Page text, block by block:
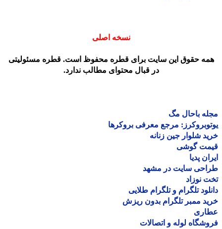
نسخه اصلی
حقوق این سایت برای قطره محفوظ است. قطره مسئولیتی
در قبال محتوای مطالب ندارد.
باحال مگ
مرجع معرفی بروکرها
شلوار جین زنانه
گوشی
پدیا
سایت در مشهد
نوزاد
تلگرام و تلگرام طلایی
ممبر تلگرام بدون ریزش
لوله و اتصالات